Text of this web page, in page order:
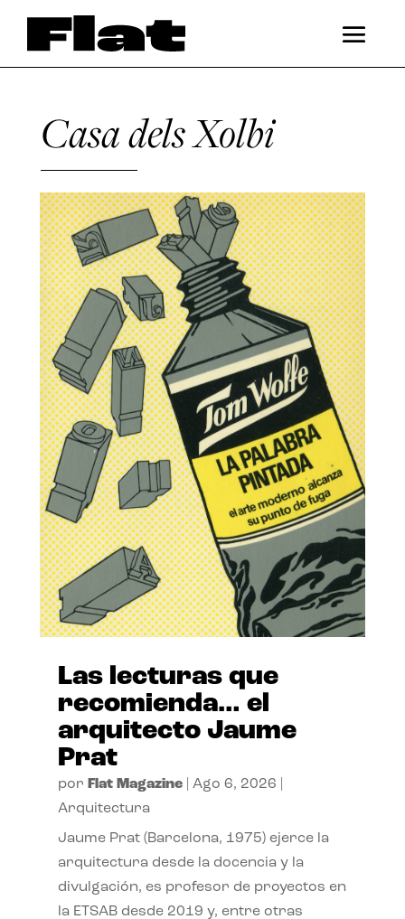
Casa dels Xolbi
Las lecturas que
recomienda… el
arquitecto Jaume
Prat
por Flat Magazine| Ago 6, 2026
Arquitectura
Jaume Prat (Barcelona, 1975) ejerce la
arquitectura desde la docencia y la
divulgación, es profesor de proyectos en
la ETSAB desde 2019 y, entre otras